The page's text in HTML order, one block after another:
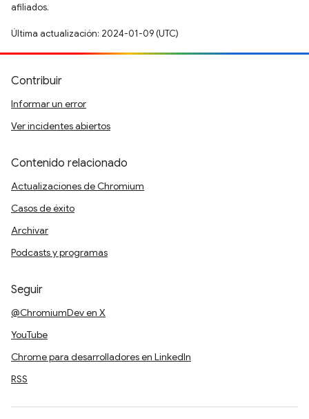
afiliados.
Última actualización: 2024-01-09 (UTC)
Contribuir
Informar un error
Ver incidentes abiertos
Contenido relacionado
Actualizaciones de Chromium
Casos de éxito
Archivar
Podcasts y programas
Seguir
@ChromiumDev en X
YouTube
Chrome para desarrolladores en LinkedIn
RSS